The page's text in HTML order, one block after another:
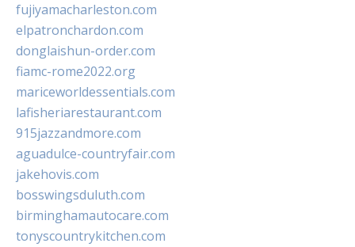
fujiyamacharleston.com
elpatronchardon.com
donglaishun-order.com
fiamc-rome2022.org
mariceworldessentials.com
lafisheriarestaurant.com
915jazzandmore.com
aguadulce-countryfair.com
jakehovis.com
bosswingsduluth.com
birminghamautocare.com
tonyscountrykitchen.com